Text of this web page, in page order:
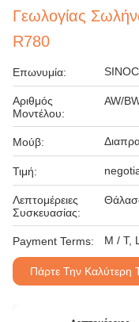
Γεωλογίας
R780
Επωνυμία:
Αριθμός
Μοντέλου:
AW/
Μούβ:
Τιμή:
Λεπτομέρειες
Συσκευασίας:
Payment Terms: Μ / Τ,
Πάρτε Την Καλύτερη